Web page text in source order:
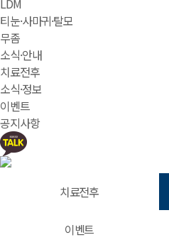
LDM
티눈·사마귀·탈모
무좀
소식·안내
치료전후
소식·정보
이벤트
공지사항
치료전후
이벤트